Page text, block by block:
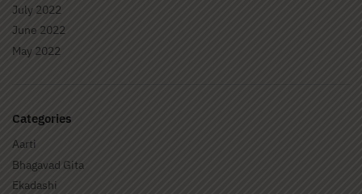
July 2022
June 2022
May 2022
Categories
Aarti
Bhagavad Gita
Ekadashi